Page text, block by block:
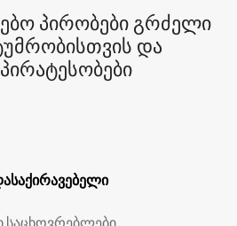
პირობები გრძელი
და